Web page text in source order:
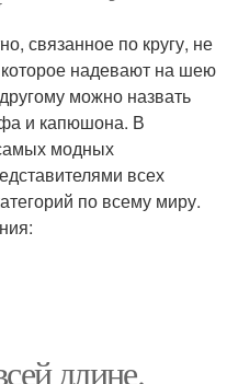
связанное по кругу, не
надевают на шею
можно назвать
и капюшона. В
модных
всех
по всему миру.
длине.